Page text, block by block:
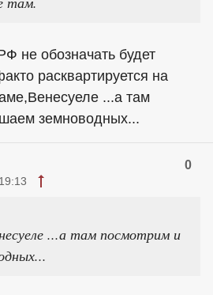
не обозначать будет
расквартируется на
...а там
земноводных...
0
...а там посмотрим и